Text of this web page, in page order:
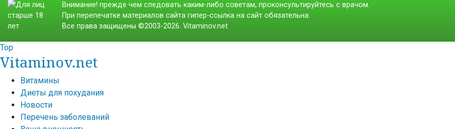
Внимание! прежде чем следовать каким-либо советам, проконсультируйтесь с врачом.
При перепечатке материалов сайта гипер-ссылка на сайт обязательна.
Все права защищены ©2003-2026. Vitaminov.net
Top
Vitaminov.net
Витамины
Диеты для похудания
Новости
Перечень заболеваний